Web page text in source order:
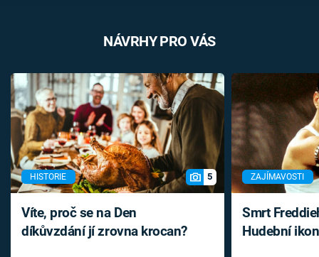
NÁVRHY PRO VÁS
HISTORIE 5
Víte, proč se na Den
díkůvzdání jí zrovna krocan?
ZAJÍMAVOSTI
Smrt
Hudební